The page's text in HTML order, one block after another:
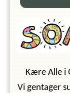
Kære Alle i
Vi gentager